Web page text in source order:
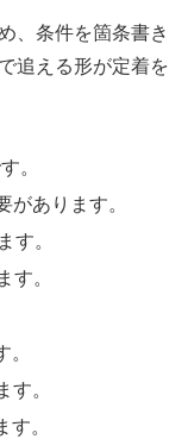
、条件を箇条書き
追える形が定着を
。
があります。
す。
す。
す。
。